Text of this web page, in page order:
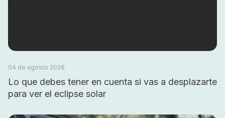
04 de agosto 2026
Lo que debes tener en cuenta si vas a desplazarte
para ver el eclipse solar